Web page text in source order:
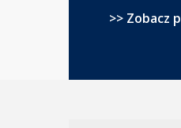
>> Zobacz